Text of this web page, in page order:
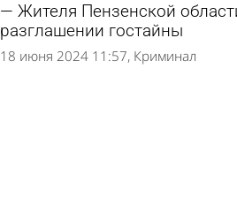
Жителя Пензенской
разглашении гостайны
18 июня 2024 11:57 Криминал